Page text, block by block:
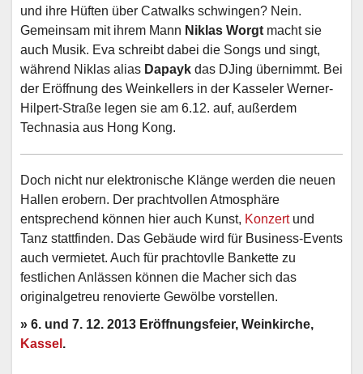
und ihre Hüften über Catwalks schwingen? Nein.
Gemeinsam mit ihrem Mann Niklas Worgtmacht sie
auch Musik. Eva schreibt dabei die Songs und singt,
während Niklas alias Dapayk das DJing übernimmt. Bei
der Eröffnung des Weinkellers in der Kasseler Werner-
Hilpert-Straße legen sie am 6.12. auf, außerdem
Technasia aus Hong Kong.
Doch nicht nur elektronische Klänge werden die neuen
Hallen erobern. Der prachtvollen Atmosphäre
entsprechend können hier auch Kunst, Konzertund
Tanz stattfinden. Das Gebäude wird für Business-Events
auch vermietet. Auch für prachtovlle Bankette zu
festlichen Anlässen können die Macher sich das
originalgetreu renovierte Gewölbe vorstellen.
» 6. und 7. 12. 2013 Eröffnungsfeier, Weinkirche,
Kassel .